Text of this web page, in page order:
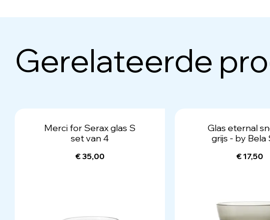
Gerelateerde
Merci for Serax glas S
set van 4
€ 35,00
Glas eternal
grijs - by Bela
€ 17,50